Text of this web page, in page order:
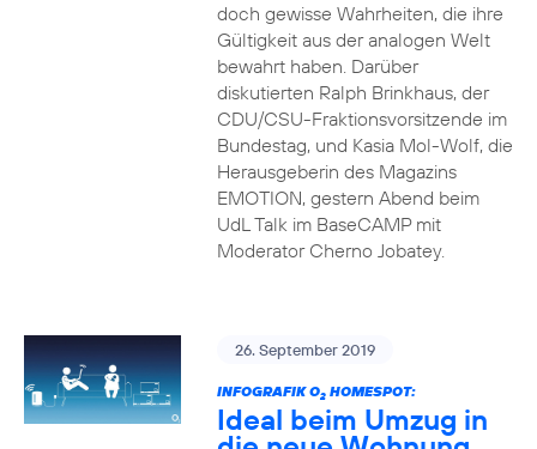
doch gewisse Wahrheiten, die ihre
Gültigkeit aus der analogen Welt
bewahrt haben. Darüber
diskutierten Ralph Brinkhaus, der
CDU/CSU-Fraktionsvorsitzende im
Bundestag, und Kasia Mol-Wolf, die
Herausgeberin des Magazins
EMOTION, gestern Abend beim
UdL Talk im BaseCAMP mit
Moderator Cherno Jobatey.
26. September 2019
INFOGRAFIK O2HOMESPOT:
Ideal beim Umzug in